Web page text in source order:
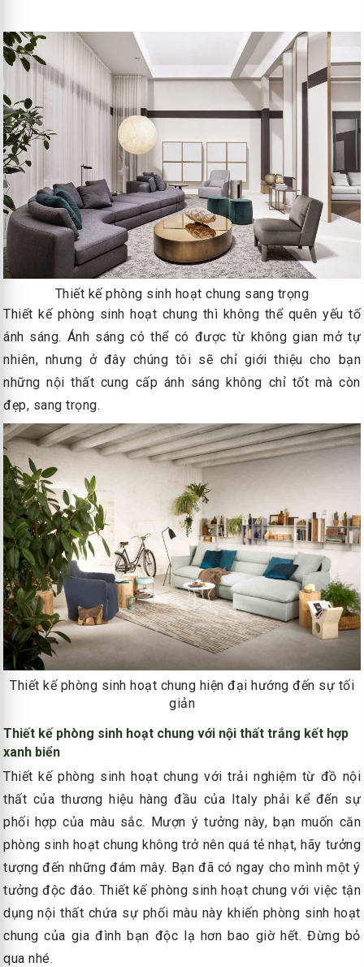
Thiết kế phòng sinh hoạt chung sang trọng
Thiết kế phòng sinh hoạt chung thì không thể quên yếu tố
ánh sáng. Ánh sáng có thể có được từ không gian mở tự
nhiên, nhưng ở đây chúng tôi sẽ chỉ giới thiệu cho bạn
những nội thất cung cấp ánh sáng không chỉ tốt mà còn
đẹp, sang trọng.
Thiết kế phòng sinh hoạt chung hiện đại hướng đến sự tối
giản
Thiết kế phòng sinh hoạt chung với nội thất trắng kết hợp
xanh biển
Thiết kế phòng sinh hoạt chung với trải nghiệm từ đồ nội
thất của thương hiệu hàng đầu của Italy phải kể đến sự
phối hợp của màu sắc. Mượn ý tưởng này, bạn muốn căn
phòng sinh hoạt chung không trở nên quá tẻ nhạt, hãy tưởng
tượng đến những đám mây. Bạn đã có ngay cho mình một ý
tưởng độc đáo. Thiết kế phòng sinh hoạt chung với việc tận
dụng nội thất chứa sự phối màu này khiến phòng sinh hoạt
chung của gia đình bạn độc lạ hơn bao giờ hết. Đừng bỏ
qua nhé.